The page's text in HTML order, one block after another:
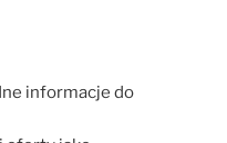
informacje do